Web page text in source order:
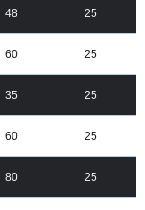
48 25
60 25
35 25
60 25
80 25